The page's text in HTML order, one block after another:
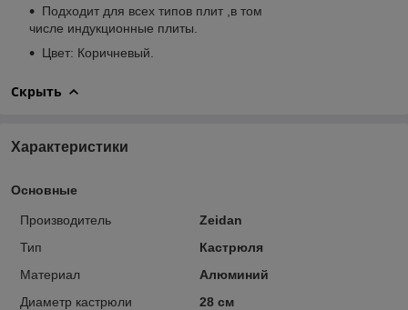
Подходит для всех типов плит ,в том
числе индукционные плиты.
Цвет: Коричневый.
Скрыть
Характеристики
Основные
Производитель
Zeidan
Тип
Кастрюля
Материал
Алюминий
Диаметр кастрюли
28 см